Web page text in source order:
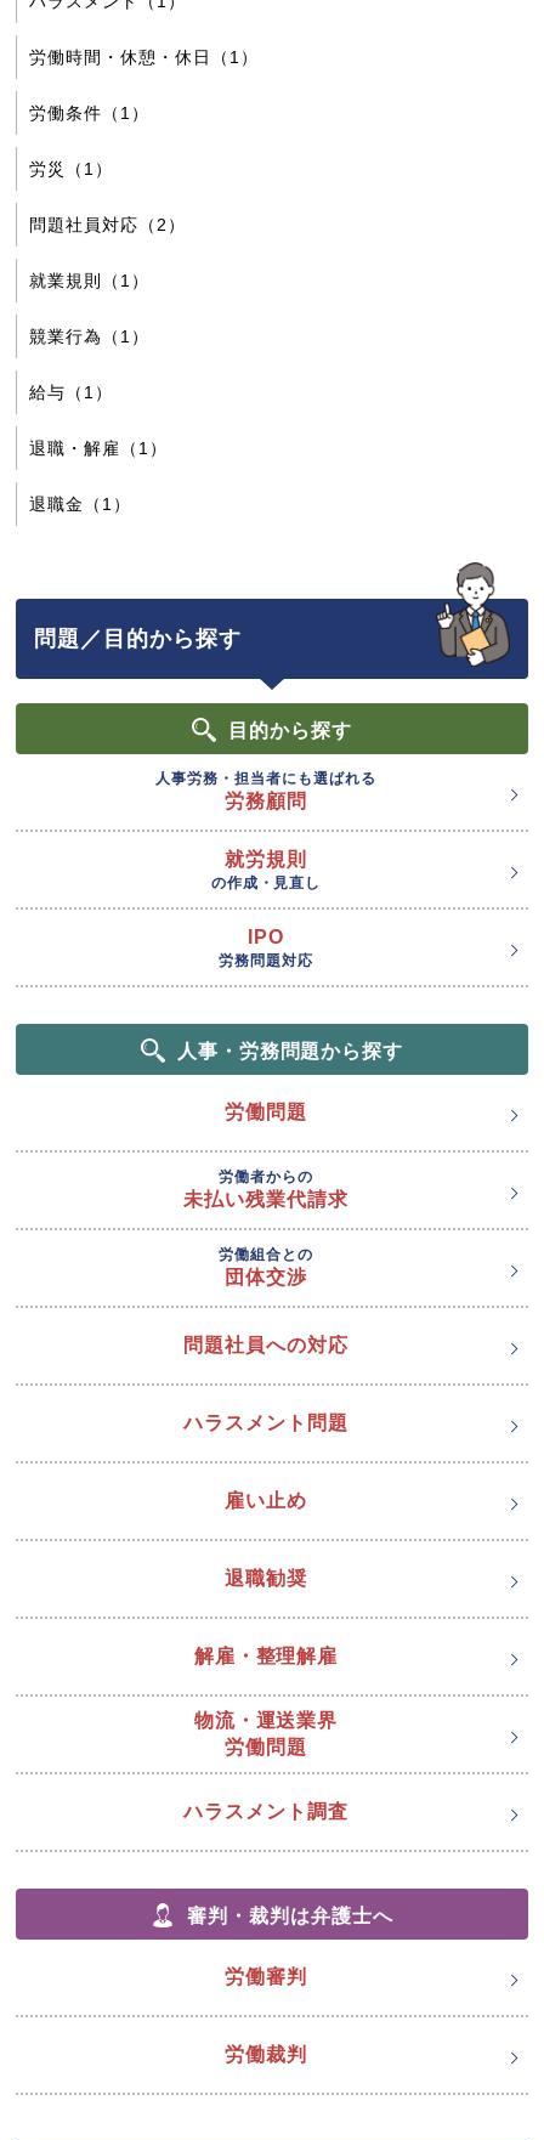
労働時間・休憩・休日（1）
労働条件（1）
労災（1）
問題社員対応（2）
就業規則（1）
競業行為（1）
給与（1）
退職・解雇（1）
退職金（1）
問題／目的から探す
目的から探す
人事労務・担当者にも選ばれる
労務顧問
就労規則
の作成・見直し
IPO
労務問題対応
人事・労務問題から探す
労働問題
労働者からの
未払い残業代請求
労働組合との
団体交渉
問題社員への対応
ハラスメント問題
雇い止め
退職勧奨
解雇・整理解雇
物流・運送業界
労働問題
ハラスメント調査
審判・裁判は弁護士へ
労働審判
労働裁判